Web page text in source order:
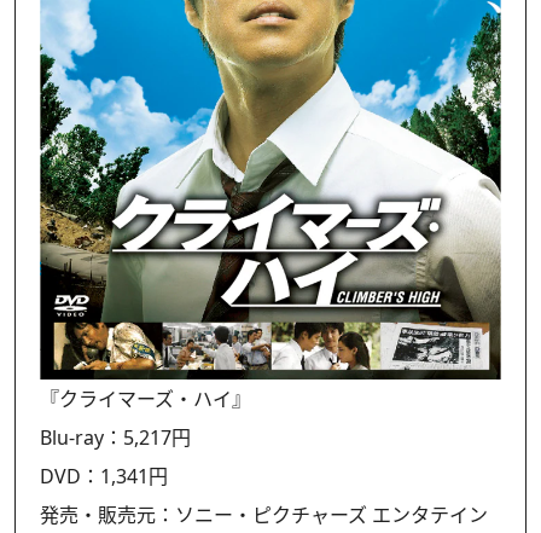
『クライマーズ・ハイ』
Blu-ray：5,217円
DVD：1,341円
発売・販売元：ソニー・ピクチャーズ エンタテイン